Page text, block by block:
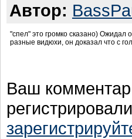
Автор:
"спел" это громко сказано) Ожидал
разные видюхи, он доказал что с
Ваш